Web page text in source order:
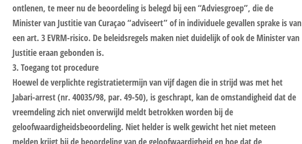
ontlenen, te meer nu de beoordeling is belegd bij een “Adviesgroep”, die de
Minister van Justitie van Curaçao “adviseert” of in individuele gevallen sprake is van
een art. 3 EVRM-risico. De beleidsregels maken niet duidelijk of ook de Minister van
Justitie eraan gebonden is.
3. Toegang tot procedure
Hoewel de verplichte registratietermijn van vijf dagen die in strijd was met het
Jabari-arrest (nr. 40035/98, par. 49-50), is geschrapt, kan de omstandigheid dat de
vreemdeling zich niet onverwijld meldt betrokken worden bij de
geloofwaardigheidsbeoordeling. Niet helder is welk gewicht het niet meteen
melden krijgt bij de beoordeling van de geloofwaardigheid en hoe dat de